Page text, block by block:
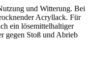
und Witterung. Bei
Acryllack. Für
ein lösemittelhaltiger
gegen Stoß und Abrieb